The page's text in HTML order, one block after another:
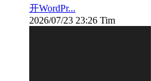
开WordPr...
2026/07/23 23:26 Tim